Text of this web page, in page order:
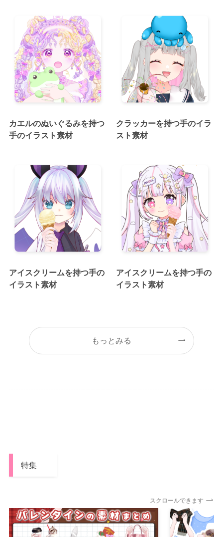
カエルのぬいぐるみを持つ
手のイラスト素材
クラッカーを持つ手のイラ
スト素材
アイスクリームを持つ手の
イラスト素材
アイスクリームを持つ手の
イラスト素材
もっとみる
特集
スクロールできます